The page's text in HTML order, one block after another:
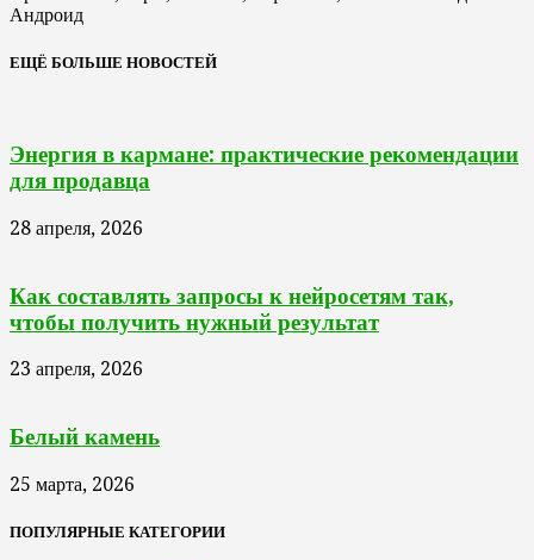
Андроид
ЕЩЁ БОЛЬШЕ НОВОСТЕЙ
Энергия в кармане: практические рекомендации
для продавца
28 апреля, 2026
Как составлять запросы к нейросетям так,
чтобы получить нужный результат
23 апреля, 2026
Белый камень
25 марта, 2026
ПОПУЛЯРНЫЕ КАТЕГОРИИ